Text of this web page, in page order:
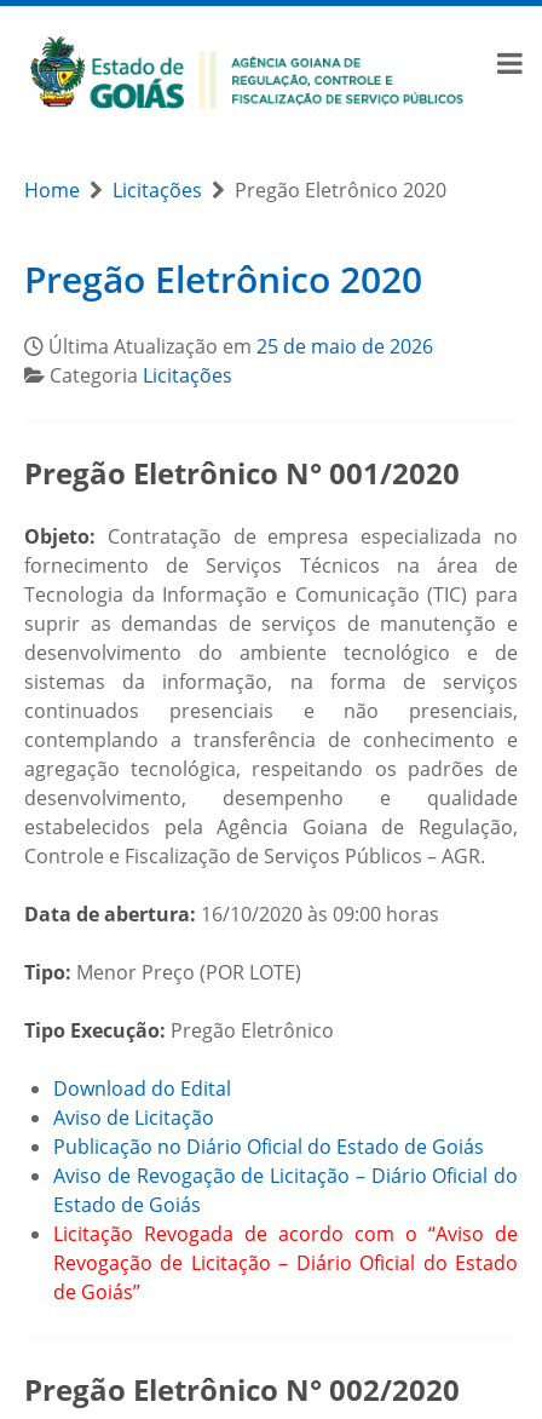
Home Licitações Pregão Eletrônico 2020
Pregão Eletrônico 2020
Última Atualização em 25 de maio de 2026
Categoria Licitações
Pregão Eletrônico N° 001/2020
Objeto: Contratação de empresa especializada no
fornecimento de Serviços Técnicos na área de
Tecnologia da Informação e Comunicação (TIC) para
suprir as demandas de serviços de manutenção e
desenvolvimento do ambiente tecnológico e de
sistemas da informação, na forma de serviços
continuados presenciais e não presenciais,
contemplando a transferência de conhecimento e
agregação tecnológica, respeitando os padrões de
desenvolvimento, desempenho e qualidade
estabelecidos pela Agência Goiana de Regulação,
Controle e Fiscalização de Serviços Públicos – AGR.
Data de abertura: 16/10/2020 às 09:00 horas
Tipo: Menor Preço (POR LOTE)
Tipo Execução: Pregão Eletrônico
Download do Edital
Aviso de Licitação
Publicação no Diário Oficial do Estado de Goiás
Aviso de Revogação de Licitação – Diário Oficial do
Estado de Goiás
Licitação Revogada de acordo com o “Aviso de
Revogação de Licitação – Diário Oficial do Estado
de Goiás”
Pregão Eletrônico N° 002/2020